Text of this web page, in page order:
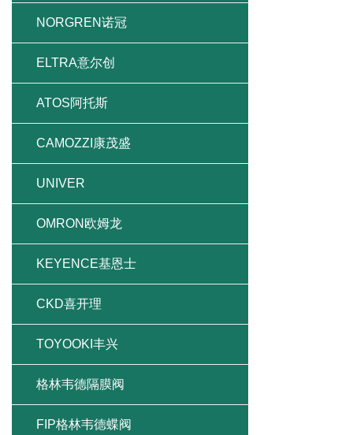
NORGREN诺冠
ELTRA意尔创
ATOS阿托斯
CAMOZZI康茂盛
UNIVER
OMRON欧姆龙
KEYENCE基恩士
CKD喜开理
TOYOOKI丰兴
格林韦德隔膜阀
FIP格林韦德蝶阀